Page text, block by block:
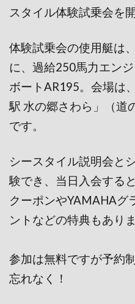
スタイル体験試乗会を
体験試乗会の使用艇は
に、過給250馬力エン
ボートAR195。会場は
駅 水の郷さわら」（道
です。
シースタイル説明会と
験でき、当日入会する
クーポンやYAMAHAグ
ントなどの特典もありま
参加は無料ですが予約
忘れなく！